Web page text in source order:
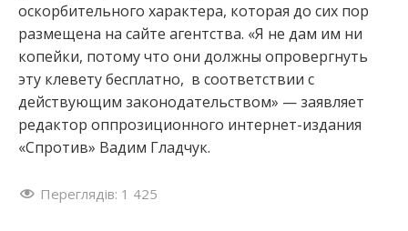
оскорбительного характера, которая до сих пор
размещена на сайте агентства. «Я не дам им ни
копейки, потому что они должны опровергнуть
эту клевету бесплатно, в соответствии с
действующим законодательством» — заявляет
редактор оппрозиционного интернет-издания
«Спротив» Вадим Гладчук.
Переглядів: 1 425